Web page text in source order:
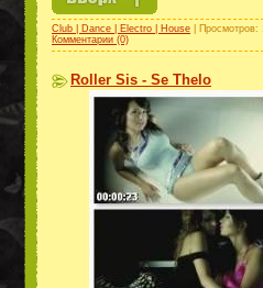
Club | Dance | Electro | House |
Комментарии (0)
Roller Sis - Se Thelo